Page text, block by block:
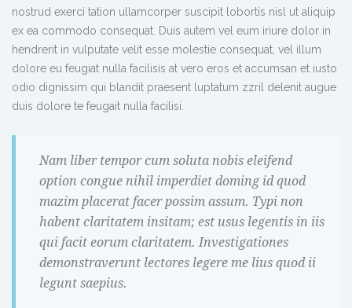
nostrud exerci tation ullamcorper suscipit lobortis nisl ut aliquip
ex ea commodo consequat. Duis autem vel eum iriure dolor in
hendrerit in vulputate velit esse molestie consequat, vel illum
dolore eu feugiat nulla facilisis at vero eros et accumsan et iusto
odio dignissim qui blandit praesent luptatum zzril delenit augue
duis dolore te feugait nulla facilisi.
Nam liber tempor cum soluta nobis eleifend
option congue nihil imperdiet doming id quod
mazim placerat facer possim assum. Typi non
habent claritatem insitam; est usus legentis in iis
qui facit eorum claritatem. Investigationes
demonstraverunt lectores legere me lius quod ii
legunt saepius.